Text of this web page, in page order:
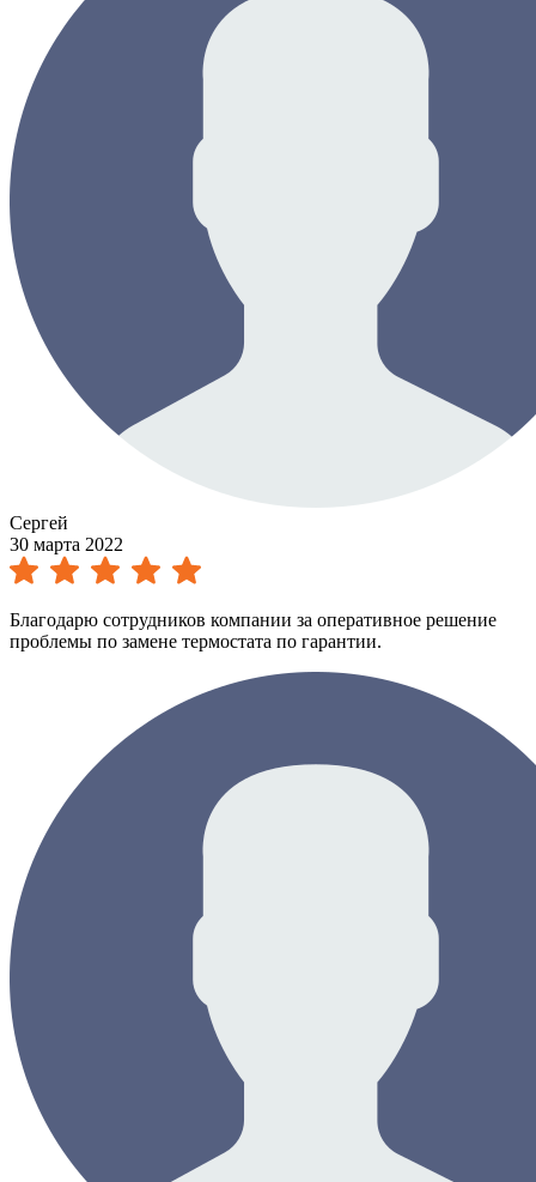
Сергей
30 марта 2022
Благодарю сотрудников компании за оперативное решение
проблемы по замене термостата по гарантии.